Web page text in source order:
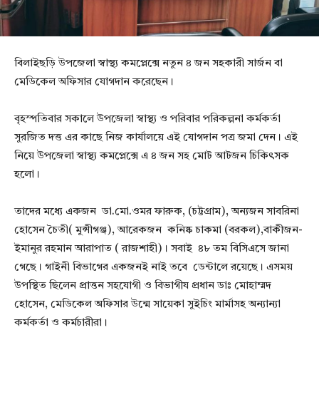
বিলাইছড়ি উপজেলা স্বাস্থ্য কমপ্লেক্সে নতুন ৪ জন সহকারী সার্জন বা
মেডিকেল অফিসার যোগদান করেছেন।
বৃহস্পতিবার সকালে উপজেলা স্বাস্থ্য ও পরিবার পরিকল্পনা কর্মকর্তা
সুরজিত দত্ত এর কাছে নিজ কার্যালয়ে এই যোগদান পত্র জমা দেন। এই
নিয়ে উপজেলা স্বাস্থ্য কমপ্লেক্সে এ ৪ জন সহ মোট আটজন চিকিৎসক
হলো।
তাদের মধ্যে একজন ডা.মো.ওমর ফারুক, (চট্টগ্রাম), অন্যজন সাবরিনা
হোসেন চৈতী( মুন্সীগঞ্জ), আরেকজন কনিষ্ক চাকমা (বরকল),বাকীজন-
ইমানুর রহমান আরাপাত ( রাজশাহী)। সবাই ৪৮ তম বিসিএসে জানা
গেছে। গাইনী বিভাগের একজনই নাই তবে ডেন্টালে রয়েছে। এসময়
উপস্থিত ছিলেন প্রাত্তন সহযোগী ও বিভাগীয প্রধান ডাঃ মোহাম্মদ
হোসেন, মেডিকেল অফিসার উন্মে সায়েকা সুইচিং মার্মাসহ অন্যান্যা
কর্মকর্তা ও কর্মচারীরা।